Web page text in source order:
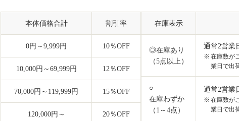
本体価格合計 割引率
0円～9,999円 10％OFF
10,000円～69,999円 12％OFF
70,000円～119,999円 15％OFF
120,000円～ 20％OFF
在庫表示
◎在庫あり
（5点以上）
通常2営業
在庫数が
業日で出
○
在庫わずか
（1～4点）
通常2営業
在庫数が
業日で出